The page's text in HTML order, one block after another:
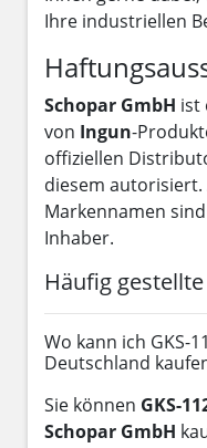
Ihre industriellen
Schopar GmbH ist
von Ingun-
offiziellen
diesem autorisiert.
Markennamen
Inhaber.
Häufig
Wo kann ich GKS-
Deutschland
Sie können GKS-
Schopar GmbH